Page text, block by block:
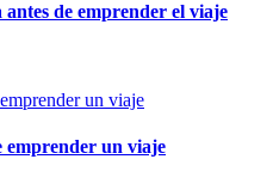
antes de emprender el viaje
emprender un viaje